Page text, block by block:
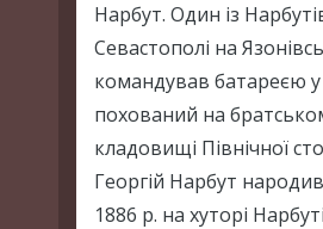
Нарбут. Один із
Севастополі на
командував батареєю у
похований на
кладовищі Північної
Георгій Нарбут
1886 р. на хуторі